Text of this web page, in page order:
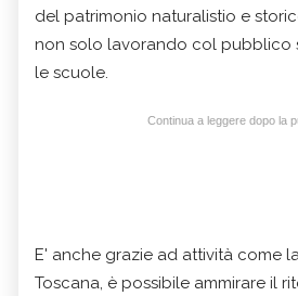
del patrimonio naturalistio e
non solo lavorando col pubblico
le scuole.
Continua a leggere dopo la
E' anche grazie ad attività come
Toscana, è possibile ammirare il